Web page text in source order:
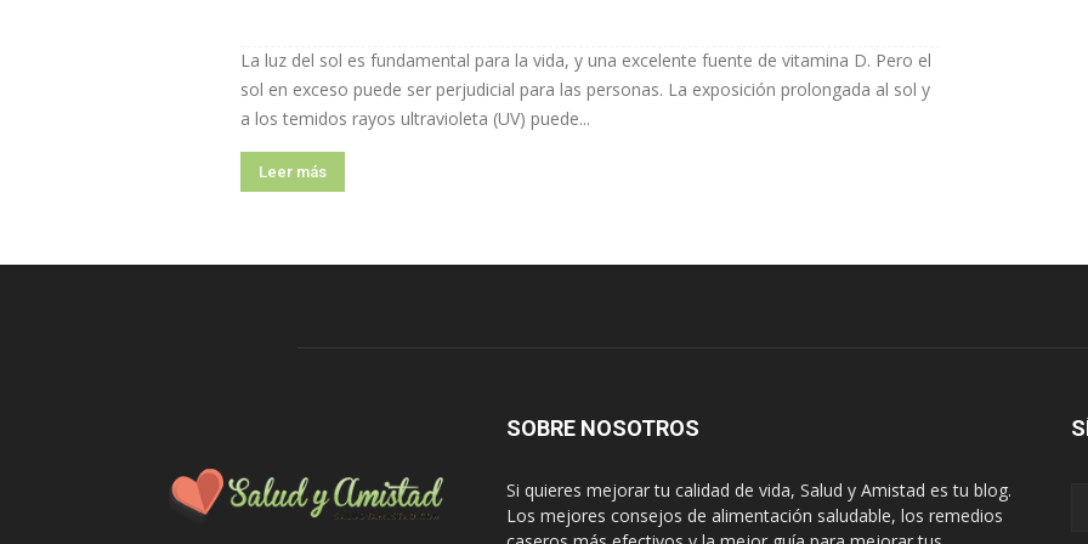
La luz del sol es fundamental para la vida, y una excelente fuente de vitamina D. Pero el
sol en exceso puede ser perjudicial para las personas. La exposición prolongada al sol y
a los temidos rayos ultravioleta (UV) puede...
Leer más
SOBRE NOSOTROS
Si quieres mejorar tu calidad de vida, Salud y Amistad es tu blog.
Los mejores consejos de alimentación saludable, los remedios